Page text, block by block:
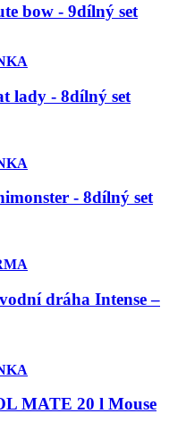
bow - 9dílný set
lady - 8dílný set
- 8dílný set
dráha Intense –
MATE 20 l Mouse